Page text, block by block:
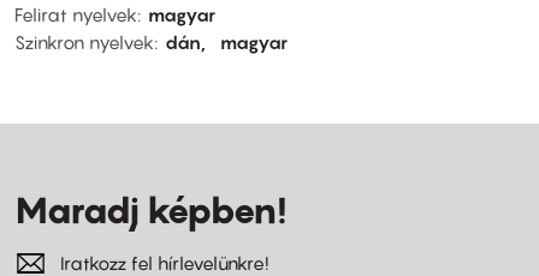
Felirat nyelvek
magyar
Szinkron nyelvek
dán magyar
Maradj képben!
Iratkozz fel hírlevelünkre!